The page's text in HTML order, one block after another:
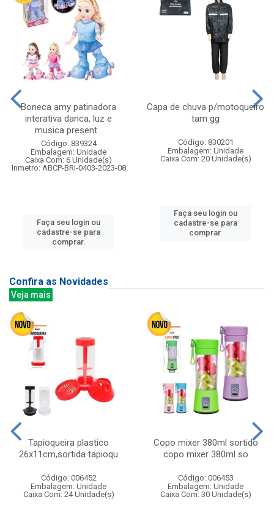
Boneca amy patinadora
interativa danca, luz e
musica present...
Código: 839324
Embalagem: Unidade
Caixa Com: 6 Unidade(s)
Inmetro: ABCP-BRI-0403-2023-08
Faça seu login ou
cadastre-se para
comprar.
Capa de chuva p/motoqueiro
tam gg
Código: 830201
Embalagem: Unidade
Caixa Com: 20 Unidade(s)
Faça seu login ou
cadastre-se para
comprar.
Confira as Novidades
Veja mais
Tapioqueira plastico
26x11cm,sortida tapioqu
Código: 006452
Embalagem: Unidade
Caixa Com: 24 Unidade(s)
Copo mixer 380ml sortido
copo mixer 380ml so
Código: 006453
Embalagem: Unidade
Caixa Com: 30 Unidade(s)